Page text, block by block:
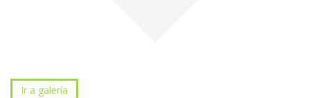
Ir a galería